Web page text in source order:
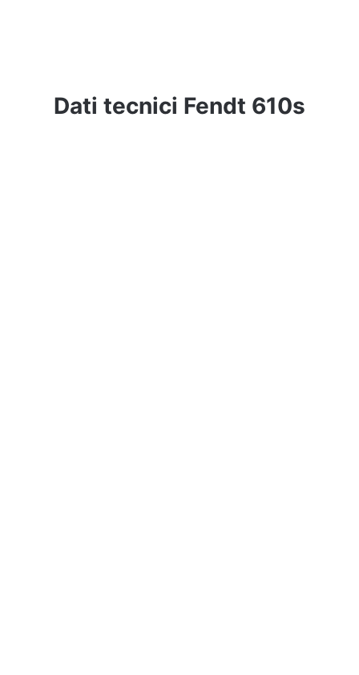
Dati tecnici Fendt 610s